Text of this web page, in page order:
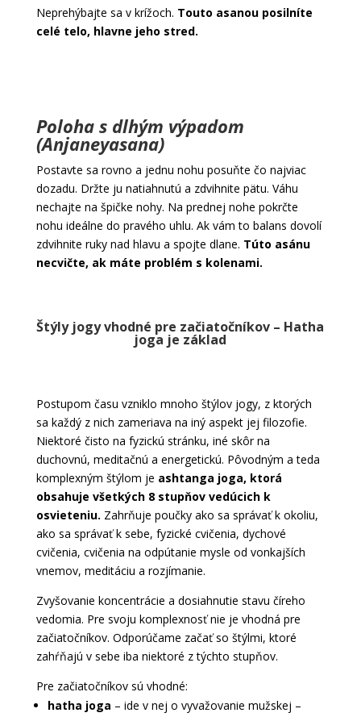
Neprehýbajte sa v krížoch. Touto asanou posilníte
celé telo, hlavne jeho stred.
Poloha s dlhým výpadom
(Anjaneyasana)
Postavte sa rovno a jednu nohu posuňte čo najviac
dozadu. Držte ju natiahnutú a zdvihnite pätu. Váhu
nechajte na špičke nohy. Na prednej nohe pokrčte
nohu ideálne do pravého uhlu. Ak vám to balans dovolí
zdvihnite ruky nad hlavu a spojte dlane. Túto asánu
necvičte, ak máte problém s kolenami.
Štýly jogy vhodné pre začiatočníkov – Hatha
joga je základ
Postupom času vzniklo mnoho štýlov jogy, z ktorých
sa každý z nich zameriava na iný aspekt jej filozofie.
Niektoré čisto na fyzickú stránku, iné skôr na
duchovnú, meditačnú a energetickú. Pôvodným a teda
komplexným štýlom je ashtanga joga, ktorá
obsahuje všetkých 8 stupňov vedúcich k
osvieteniu. Zahrňuje poučky ako sa správať k okoliu,
ako sa správať k sebe, fyzické cvičenia, dychové
cvičenia, cvičenia na odpútanie mysle od vonkajších
vnemov, meditáciu a rozjímanie.
Zvyšovanie koncentrácie a dosiahnutie stavu číreho
vedomia. Pre svoju komplexnosť nie je vhodná pre
začiatočníkov. Odporúčame začať so štýlmi, ktoré
zahŕňajú v sebe iba niektoré z týchto stupňov.
Pre začiatočníkov sú vhodné:
hatha joga – ide v nej o vyvažovanie mužskej –